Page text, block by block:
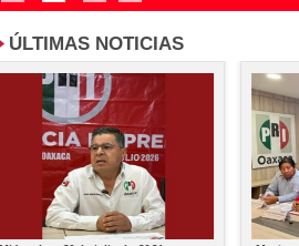
ÚLTIMAS NOTICIAS